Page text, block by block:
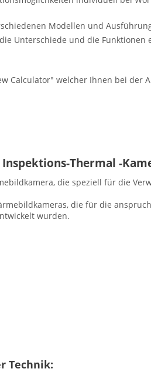
Modellen und
Unterschiede und die
Calculator" welcher Ihnen bei der
Thermal -
die speziell für die
die für die
wurden.
Technik: